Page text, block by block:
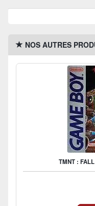
NOS AUTRES
TMNT :